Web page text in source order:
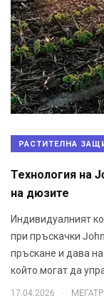
РАСТИТЕЛНА
Технология на
на дюзите
Индивидуалният
при пръскачки
пръскане и дава
който могат да
17.04.2026 .